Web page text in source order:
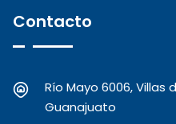
Contacto
Río Mayo 6006, Villas
Guanajuato